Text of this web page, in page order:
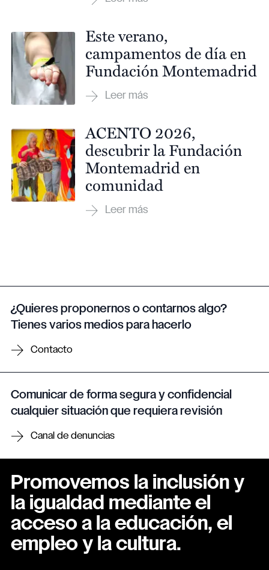
Este verano,
campamentos de día en
Fundación Montemadrid
ACENTO 2026,
descubrir la Fundación
Montemadrid en
comunidad
¿Quieres proponernos o contarnos algo?
Tienes varios medios para hacerlo
Contacto
Comunicar de forma segura y confidencial
cualquier situación que requiera revisión
Canal de denuncias
Promovemos la inclusión y
la igualdad mediante el
acceso a la educación, el
empleo y la cultura.